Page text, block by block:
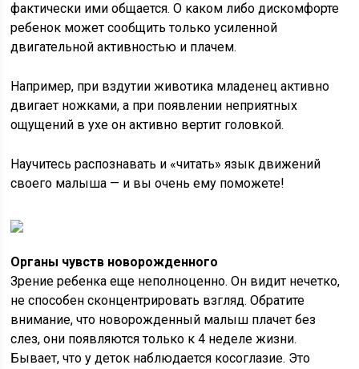
фактически ими общается. О каком либо дискомфорте
ребенок может сообщить только усиленной
двигательной активностью и плачем.
Например, при вздутии животика младенец активно
двигает ножками, а при появлении неприятных
ощущений в ухе он активно вертит головкой.
Научитесь распознавать и «читать» язык движений
своего малыша — и вы очень ему поможете!
Органы чувств новорожденного
Зрение ребенка еще неполноценно. Он видит нечетко,
не способен сконцентрировать взгляд. Обратите
внимание, что новорожденный малыш плачет без
слез, они появляются только к 4 неделе жизни.
Бывает, что у деток наблюдается косоглазие. Это